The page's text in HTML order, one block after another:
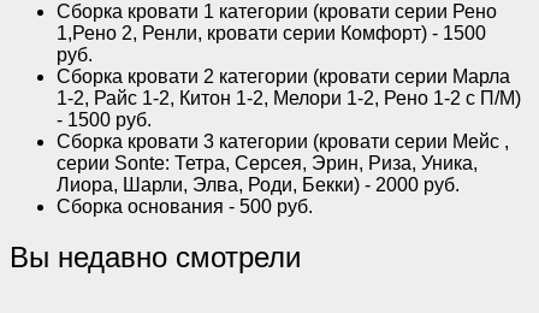
Сборка кровати 1 категории (кровати серии Рено
1,Рено 2, Ренли, кровати серии Комфорт) - 1500
руб.
Сборка кровати 2 категории (кровати серии Марла
1-2, Райс 1-2, Китон 1-2, Мелори 1-2, Рено 1-2 с П/М)
- 1500 руб.
Сборка кровати 3 категории (кровати серии Мейс ,
серии Sonte: Тетра, Серсея, Эрин, Риза, Уника,
Лиора, Шарли, Элва, Роди, Бекки) - 2000 руб.
Сборка основания - 500 руб.
Вы недавно смотрели